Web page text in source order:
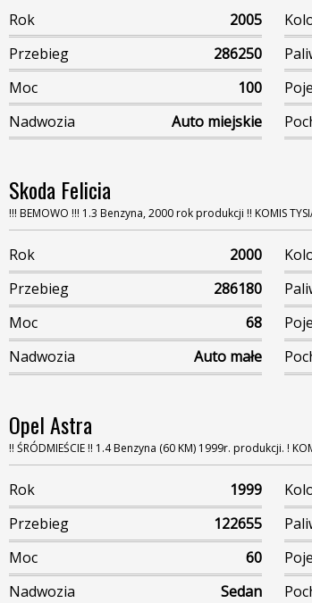
Rok 2005
Przebieg
286250
Moc
100
Nadwozia
Auto miejskie
Skoda Felicia
!!! BEMOWO !!! 1.3 Benzyna, 2000 rok produkcji !! KOMIS
Rok 2000
Przebieg
286180
Moc
68
Nadwozia
Auto małe
Opel Astra
!! ŚRÓDMIEŚCIE !! 1.4 Benzyna (60 KM) 1999r. produkcji. !
Rok 1999
Przebieg
122655
Moc
60
Nadwozia
Sedan